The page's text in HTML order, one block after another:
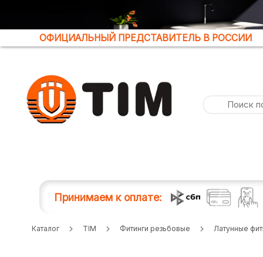
ОФИЦИАЛЬНЫЙ ПРЕДСТАВИТЕЛЬ В РОССИИ
Принимаем к оплате:
Каталог TIM Фитинги резьбовые Латунные